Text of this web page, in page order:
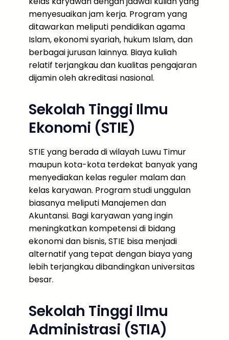
menyesuaikan jam kerja. Program yang
ditawarkan meliputi pendidikan agama
Islam, ekonomi syariah, hukum Islam, dan
berbagai jurusan lainnya. Biaya kuliah
relatif terjangkau dan kualitas pengajaran
dijamin oleh akreditasi nasional.
Sekolah Tinggi Ilmu
Ekonomi (STIE)
STIE yang berada di wilayah Luwu Timur
maupun kota-kota terdekat banyak yang
menyediakan kelas reguler malam dan
kelas karyawan. Program studi unggulan
biasanya meliputi Manajemen dan
Akuntansi. Bagi karyawan yang ingin
meningkatkan kompetensi di bidang
ekonomi dan bisnis, STIE bisa menjadi
alternatif yang tepat dengan biaya yang
lebih terjangkau dibandingkan universitas
besar.
Sekolah Tinggi Ilmu
Administrasi (STIA)